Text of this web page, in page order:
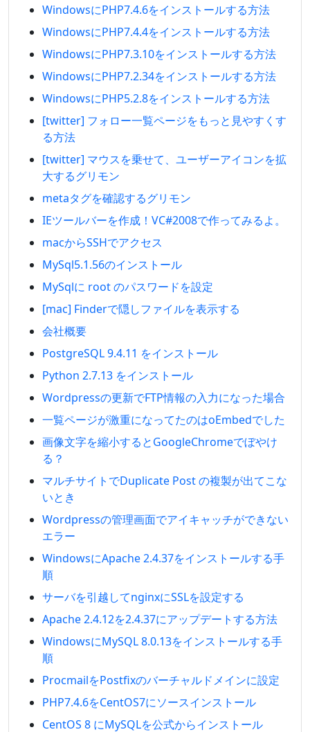
WindowsにPHP7.4.6をインストールする方法
WindowsにPHP7.4.4をインストールする方法
WindowsにPHP7.3.10をインストールする方法
WindowsにPHP7.2.34をインストールする方法
WindowsにPHP5.2.8をインストールする方法
[twitter] フォロー一覧ページをもっと見やすくす
る方法
[twitter] マウスを乗せて、ユーザーアイコンを拡
大するグリモン
metaタグを確認するグリモン
IEツールバーを作成！VC#2008で作ってみるよ。
macからSSHでアクセス
MySql5.1.56のインストール
MySqlに root のパスワードを設定
[mac] Finderで隠しファイルを表示する
会社概要
PostgreSQL 9.4.11 をインストール
Python 2.7.13 をインストール
Wordpressの更新でFTP情報の入力になった場合
一覧ページが激重になってたのはoEmbedでした
画像文字を縮小するとGoogleChromeでぼやけ
る？
マルチサイトでDuplicate Post の複製が出てこな
いとき
Wordpressの管理画面でアイキャッチができない
エラー
WindowsにApache 2.4.37をインストールする手
順
サーバを引越してnginxにSSLを設定する
Apache 2.4.12を2.4.37にアップデートする方法
WindowsにMySQL 8.0.13をインストールする手
順
ProcmailをPostfixのバーチャルドメインに設定
PHP7.4.6をCentOS7にソースインストール
CentOS 8 にMySQLを公式からインストール